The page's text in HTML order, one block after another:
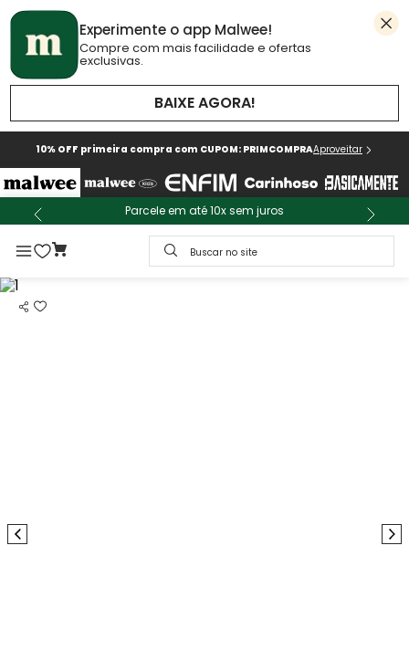
Experimente o app Malwee!
Compre com mais facilidade e ofertas
exclusivas.
BAIXE AGORA!
10% OFF primeira compra com CUPOM: PRIMCOMPRAAproveitar
Parcele em até 10x sem juros
Buscar no site